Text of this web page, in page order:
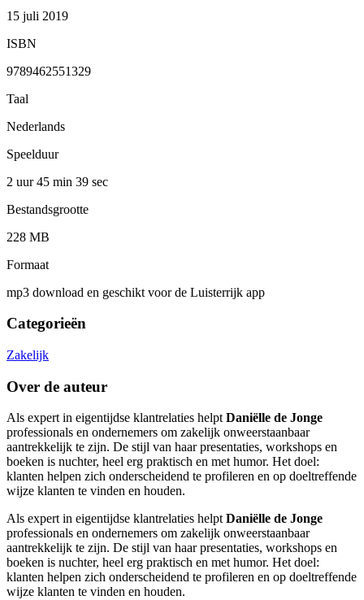
15 juli 2019
ISBN
9789462551329
Taal
Nederlands
Speelduur
2 uur 45 min 39 sec
Bestandsgrootte
228 MB
Formaat
mp3 download en geschikt voor de Luisterrijk app
Categorieën
Zakelijk
Over de auteur
Als expert in eigentijdse klantrelaties helptDaniëlle de Jonge
professionals en ondernemers om zakelijk onweerstaanbaar
aantrekkelijk te zijn. De stijl van haar presentaties, workshops en
boeken is nuchter, heel erg praktisch en met humor. Het doel:
klanten helpen zich onderscheidend te profileren en op doeltreffende
wijze klanten te vinden en houden.
Als expert in eigentijdse klantrelaties helptDaniëlle de Jonge
professionals en ondernemers om zakelijk onweerstaanbaar
aantrekkelijk te zijn. De stijl van haar presentaties, workshops en
boeken is nuchter, heel erg praktisch en met humor. Het doel:
klanten helpen zich onderscheidend te profileren en op doeltreffende
wijze klanten te vinden en houden.